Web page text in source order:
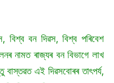
বিশ্ব বন দিৱস, বিশ্ব পৰিবেশ
নামত ৰাজ্যৰ বন বিভাগে লাখ
এই দিৱসবোৰৰ তাৎপৰ্য,